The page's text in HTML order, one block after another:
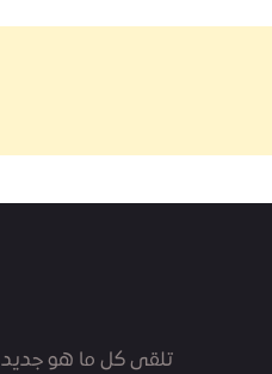
تلقى كل ما هو جديد